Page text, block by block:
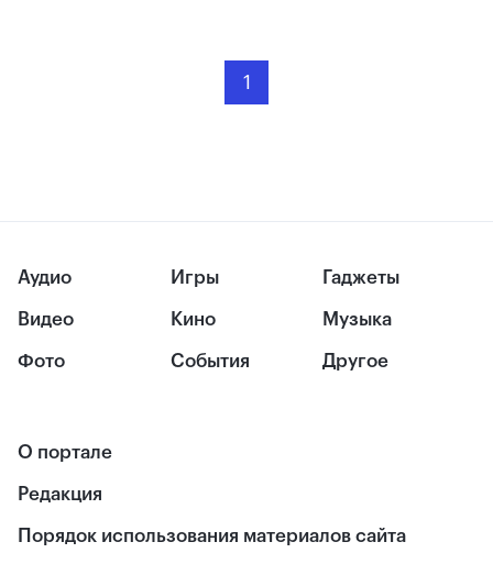
1
Аудио
Видео
Фото
Игры
Кино
События
Гаджеты
Музыка
Другое
О портале
Редакция
Порядок использования материалов сайта